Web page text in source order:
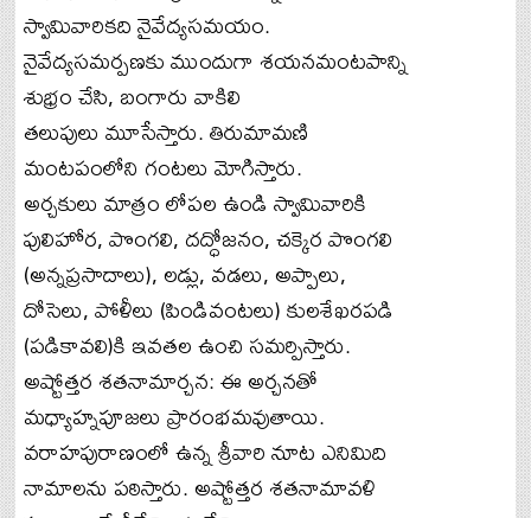
స్వామివారికది నైవేద్యసమయం.
నైవేద్యసమర్పణకు ముందుగా శయనమంటపాన్ని
శుభ్రం చేసి, బంగారు వాకిలి
తలుపులు మూసేస్తారు. తిరుమామణి
మంటపంలోని గంటలు మోగిస్తారు.
అర్చకులు మాత్రం లోపల ఉండి స్వామివారికి
పులిహోర, పొంగలి, దద్ధోజనం, చక్కెర పొంగలి
(అన్నప్రసాదాలు), లడ్లు, వడలు, అప్పాలు,
దోసెలు, పోళీలు (పిండివంటలు) కులశేఖరపడి
(పడికావలి)కి ఇవతల ఉంచి సమర్పిస్తారు.
అష్టోత్తర శతనామార్చన: ఈ అర్చనతో
మధ్యాహ్నపూజలు ప్రారంభమవుతాయి.
వరాహపురాణంలో ఉన్న శ్రీవారి నూట ఎనిమిది
నామాలను పఠిస్తారు. అష్టోత్తర శతనామావళి